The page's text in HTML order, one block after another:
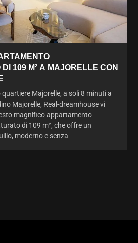
109 M² A MAJORELLE CON
Majorelle, a soli 8 minuti a
Majorelle, Real-dreamhouse vi
magnifico appartamento
di 109 m², che offre un
moderno e senza